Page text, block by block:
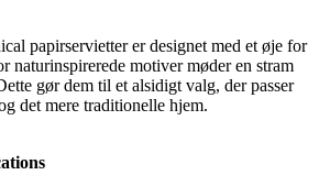
papirservietter er designet med et øje for
naturinspirerede motiver møder en stram
gør dem til et alsidigt valg, der passer
det mere traditionelle hjem.